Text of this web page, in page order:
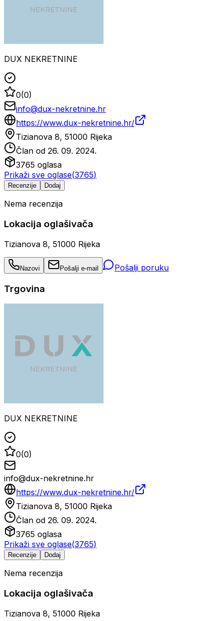
DUX NEKRETNINE
0(0)
info@dux-nekretnine.hr
https://www.dux-nekretnine.hr/
Tizianova 8, 51000 Rijeka
Član od 26. 09. 2024.
3765 oglasa
Prikaži sve oglase(3765)
Recenzije Dodaj
Nema recenzija
Lokacija oglašivača
Tizianova 8, 51000 Rijeka
Nazovi Pošalji e-mail Pošalji poruku
Trgovina
DUX NEKRETNINE
0(0)
info@dux-nekretnine.hr
https://www.dux-nekretnine.hr/
Tizianova 8, 51000 Rijeka
Član od 26. 09. 2024.
3765 oglasa
Prikaži sve oglase(3765)
Recenzije Dodaj
Nema recenzija
Lokacija oglašivača
Tizianova 8, 51000 Rijeka